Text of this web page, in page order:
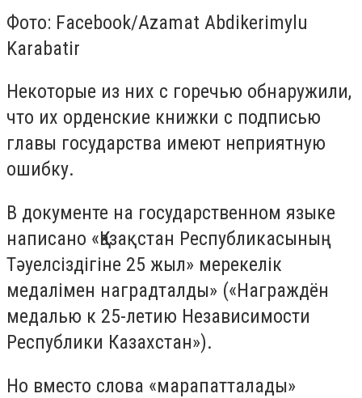
Фото: Facebook/Azamat Abdikerimylu
Karabatir
Некоторые из них с горечью обнаружили,
что их орденские книжки с подписью
главы государства имеют неприятную
ошибку.
В документе на государственном языке
написано «Қазақстан Республикасының
Тәуелсіздігіне 25 жыл» мерекелік
медалімен наградталды» («Награждён
медалью к 25-летию Независимости
Республики Казахстан»).
Но вместо слова «марапатталады»